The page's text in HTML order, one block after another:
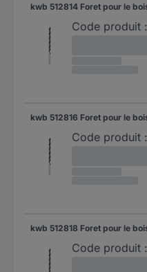
Code produit :
Code produit :
Code produit :